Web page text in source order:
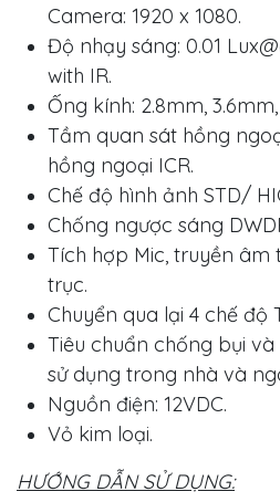
Camera: 1920 x 1080.
Độ nhạy sáng: 0.01
with IR.
Ống kính: 2.8mm,
Tầm quan sát hồng
hồng ngoại ICR.
Chế độ hình ảnh STD/
Chống ngược sáng
Tích hợp Mic, truyền
trục.
Chuyển qua lại 4 chế độ
Tiêu chuẩn chống bụi
sử dụng trong nhà và
Nguồn điện: 12VDC.
Vỏ kim loại.
HƯỚNG DẪN SỬ DỤNG: